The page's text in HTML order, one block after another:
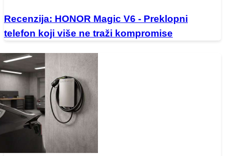
Recenzija: HONOR Magic V6 - Preklopni
telefon koji više ne traži kompromise